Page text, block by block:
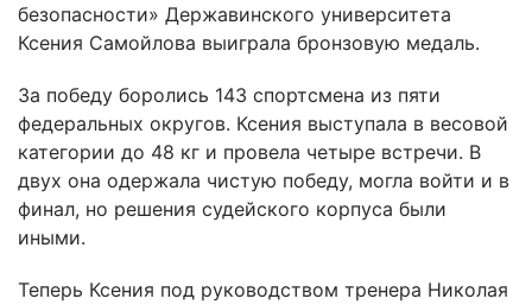
безопасности» Державинского университета
Ксения Самойлова выиграла бронзовую медаль.
За победу боролись 143 спортсмена из пяти
федеральных округов. Ксения выступала в весовой
категории до 48 кг и провела четыре встречи. В
двух она одержала чистую победу, могла войти и в
финал, но решения судейского корпуса были
иными.
Теперь Ксения под руководством тренера Николая